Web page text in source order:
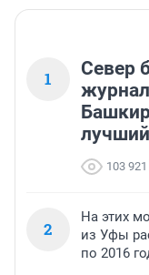
1
Север
лучший
103 921
2
На этих
из Уфы
по 2016